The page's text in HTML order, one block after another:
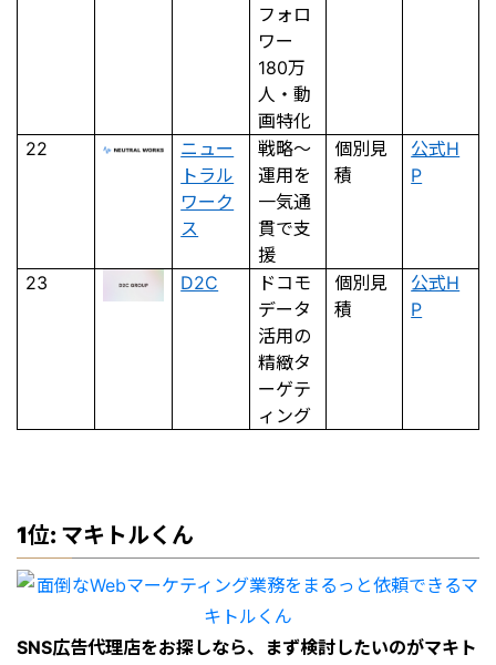
フォロ
ワー
180万
人・動
画特化
22
ニュー
トラル
ワーク
ス
戦略〜
運用を
一気通
貫で支
援
個別見
積
公式H
P
23 D2C
ドコモ
データ
活用の
精緻タ
ーゲテ
ィング
個別見
積
公式H
P
1位: マキトルくん
SNS広告代理店をお探しなら、まず検討したいのがマキト